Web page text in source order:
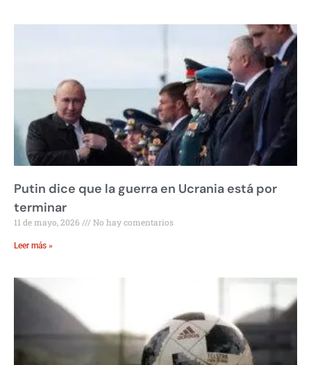
Putin dice que la guerra en Ucrania está por
terminar
11 de mayo, 2026 No hay comentarios
Leer más »